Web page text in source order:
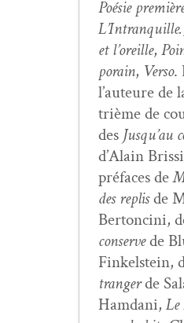
Poésie
L’Intranquille.
et l’or­eille,
po­rain, Ver­so.
l’auteure de
trième de
des Jusqu’au
d’Alain
pré­faces de
des replisde
Bertonci­ni,
con­servede
Finkel­stein,
trangerde
Ham­dani,